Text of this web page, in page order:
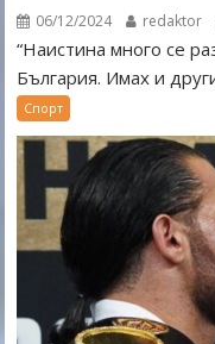
06/12/2024 redaktor
“Наистина много се
България. Имах и
Спорт